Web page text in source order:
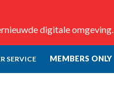
digitale omgeving.
SERVICE MEMBERS ONLY